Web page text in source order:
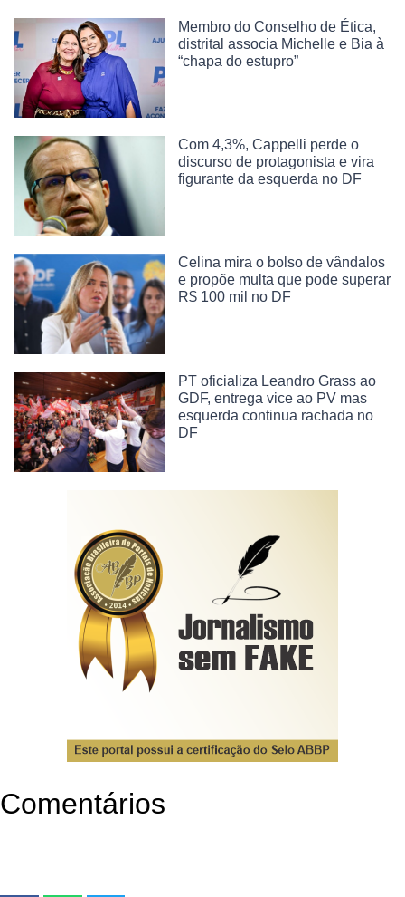
Membro do Conselho de Ética,
distrital associa Michelle e Bia à
“chapa do estupro”
Com 4,3%, Cappelli perde o
discurso de protagonista e vira
figurante da esquerda no DF
Celina mira o bolso de vândalos
e propõe multa que pode superar
R$ 100 mil no DF
PT oficializa Leandro Grass ao
GDF, entrega vice ao PV mas
esquerda continua rachada no
DF
Comentários